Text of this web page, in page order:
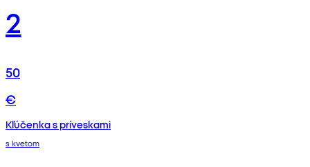
2
50
€
Kľúčenka s príveskami
s kvetom